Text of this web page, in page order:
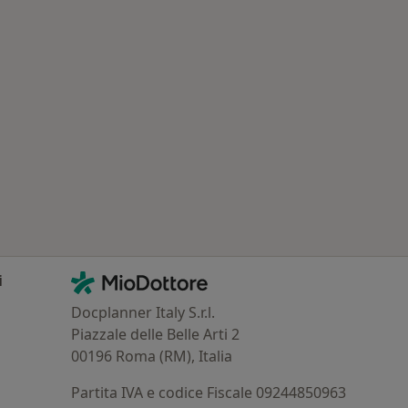
Contatti
MioDottore - Homepage
Docplanner Italy S.r.l.
Piazzale delle Belle Arti 2
00196 Roma (RM), Italia
Partita IVA e codice Fiscale 09244850963